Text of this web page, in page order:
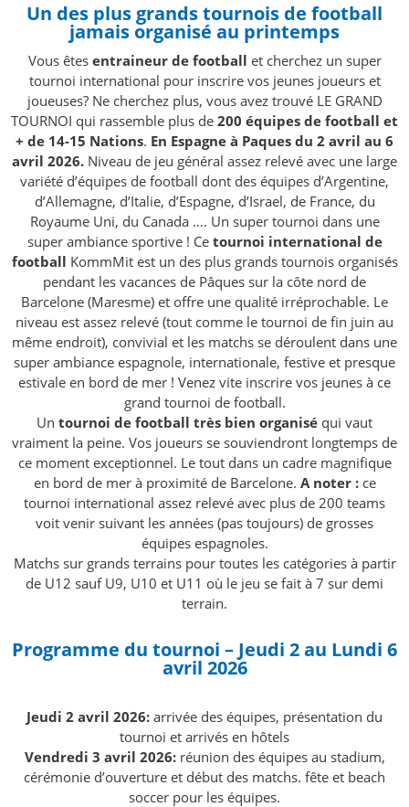
Un des plus grands tournois de football
jamais organisé au printemps
Vous êtes entraineur de football et cherchez un super
tournoi international pour inscrire vos jeunes joueurs et
joueuses? Ne cherchez plus, vous avez trouvé LE GRAND
TOURNOI qui rassemble plus de 200 équipes de football et
+ de 14-15 Nations. En Espagne à Paques du 2 avril au 6
avril 2026. Niveau de jeu général assez relevé avec une large
variété d’équipes de football dont des équipes d’Argentine,
d’Allemagne, d’Italie, d’Espagne, d’Israel, de France, du
Royaume Uni, du Canada …. Un super tournoi dans une
super ambiance sportive ! Ce tournoi international de
football KommMit est un des plus grands tournois organisés
pendant les vacances de Pâques sur la côte nord de
Barcelone (Maresme) et offre une qualité irréprochable. Le
niveau est assez relevé (tout comme le tournoi de fin juin au
même endroit), convivial et les matchs se déroulent dans une
super ambiance espagnole, internationale, festive et presque
estivale en bord de mer ! Venez vite inscrire vos jeunes à ce
grand tournoi de football.
Un tournoi de football très bien organisé qui vaut
vraiment la peine. Vos joueurs se souviendront longtemps de
ce moment exceptionnel. Le tout dans un cadre magnifique
en bord de mer à proximité de Barcelone. A noter :ce
tournoi international assez relevé avec plus de 200 teams
voit venir suivant les années (pas toujours) de grosses
équipes espagnoles.
Matchs sur grands terrains pour toutes les catégories à partir
de U12 sauf U9, U10 et U11 où le jeu se fait à 7 sur demi
terrain.
Programme du tournoi – Jeudi 2 au Lundi 6
avril 2026
Jeudi 2 avril 2026: arrivée des équipes, présentation du
tournoi et arrivés en hôtels
Vendredi 3 avril 2026:réunion des équipes au stadium,
cérémonie d’ouverture et début des matchs. fête et beach
soccer pour les équipes.